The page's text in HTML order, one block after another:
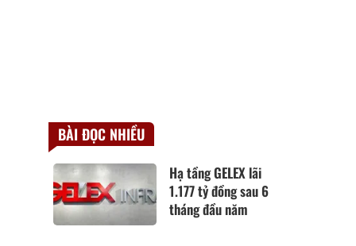
BÀI ĐỌC NHIỀU
Hạ tầng GELEX lãi
1.177 tỷ đồng sau 6
tháng đầu năm